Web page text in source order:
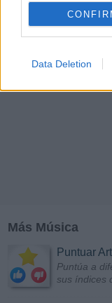
Data Deletion
Más Música
Puntuar
Puntúa a
sus índices